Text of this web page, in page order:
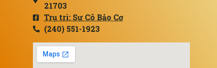
21703
Trụ trì: Sư Cô Bảo Cơ
(240) 551-1923